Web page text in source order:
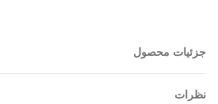
جزئیات محصول
نظرات